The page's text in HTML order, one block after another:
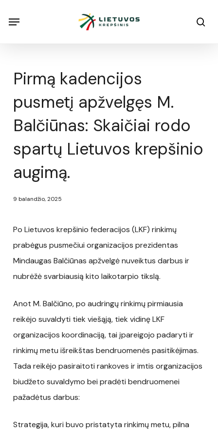
Menu
Pirmą kadencijos
pusmetį apžvelgęs M.
Balčiūnas: Skaičiai rodo
spartų Lietuvos krepšinio
augimą.
9 balandžio, 2025
Po Lietuvos krepšinio federacijos (LKF) rinkimų
prabėgus pusmečiui organizacijos prezidentas
Mindaugas Balčiūnas apžvelgė nuveiktus darbus ir
nubrėžė svarbiausią kito laikotarpio tikslą.
Anot M. Balčiūno, po audringų rinkimų pirmiausia
reikėjo suvaldyti tiek viešąją, tiek vidinę LKF
organizacijos koordinaciją, tai įpareigojo padaryti ir
rinkimų metu išreikštas bendruomenės pasitikėjimas.
Tada reikėjo pasiraitoti rankoves ir imtis organizacijos
biudžeto suvaldymo bei pradėti bendruomenei
pažadėtus darbus:
Strategija, kuri buvo pristatyta rinkimų metu, pilna